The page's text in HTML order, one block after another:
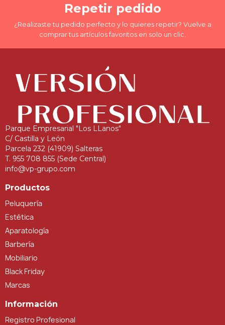
Repetir pedido
¿Realizaste tu pedido perfecto y lo quieres repetir? Vuelve a
comprar tus artículos favoritos en solo un clic.
Parque Empresarial "Los LLanos"
C/ Castilla y León
Parcela 232 (41909) Salteras
T. 955 708 855 (Sede Central)
info@vp-grupo.com
Productos
Peluquería
Estética
Aparatología
Barbería
Mobiliario
Black Friday
Marcas
Información
Registro Profesional